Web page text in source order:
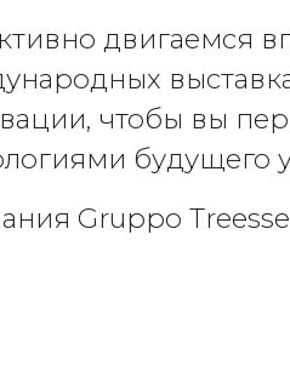
двигаемся
чтобы вы
будущего
Gruppo